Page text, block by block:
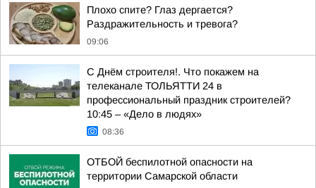
Плохо спите? Глаз дергается?
Раздражительность и тревога?
09:06
С Днём строителя!. Что покажем на
телеканале ТОЛЬЯТТИ 24 в
профессиональный праздник строителей?
10:45 – «Дело в людях»
08:36
ОТБОЙ беспилотной опасности на
территории Самарской области